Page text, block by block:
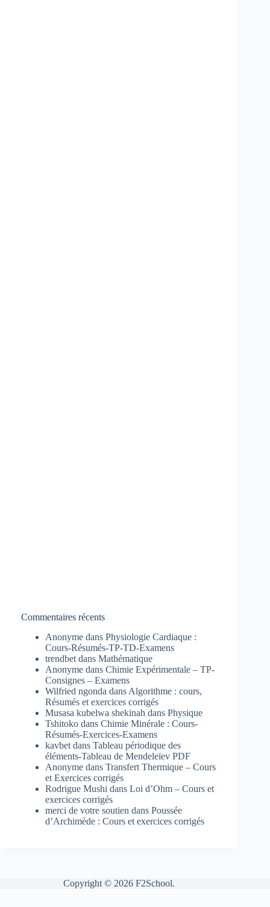
Commentaires récents
Anonyme dans Physiologie Cardiaque :
Cours-Résumés-TP-TD-Examens
trendbet dans Mathématique
Anonyme dans Chimie Expérimentale – TP-
Consignes – Examens
Wilfried ngonda dans Algorithme : cours,
Résumés et exercices corrigés
Musasa kubelwa shekinah dans Physique
Tshitoko dans Chimie Minérale : Cours-
Résumés-Exercices-Examens
kavbet dans Tableau périodique des
éléments-Tableau de Mendeleïev PDF
Anonyme dans Transfert Thermique – Cours
et Exercices corrigés
Rodrigue Mushi dans Loi d’Ohm – Cours et
exercices corrigés
merci de votre soutien dans Poussée
d’Archimède : Cours et exercices corrigés
Copyright © 2026 F2School.